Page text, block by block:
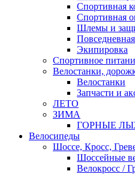
Спортивная
Спортивная
Шлемы и
Экипировка
Спортивное
Велостанки,
Велостанки
Запчасти и
ЛЕТО
ЗИМА
ГОРНЫЕ
Велосипеды
Шоссе, Кросс,
Шоссейные
Велокросс /